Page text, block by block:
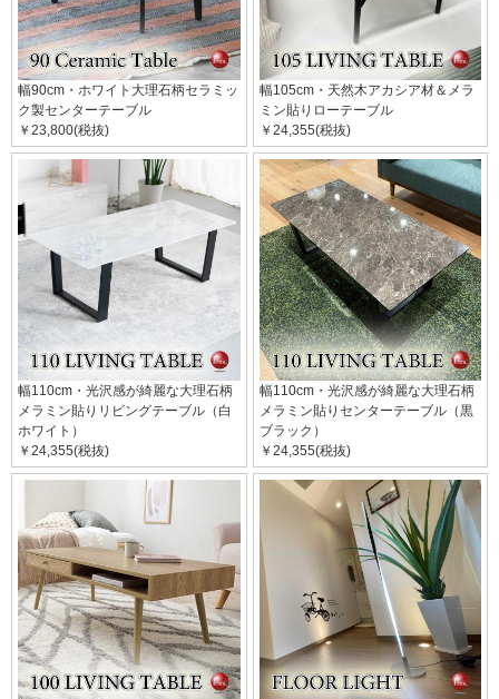
幅90cm・ホワイト大理石柄セラミッ
ク製センターテーブル
￥23,800(税抜)
幅105cm・天然木アカシア材＆メラ
ミン貼りローテーブル
￥24,355(税抜)
幅110cm・光沢感が綺麗な大理石柄
メラミン貼りリビングテーブル（白
ホワイト）
￥24,355(税抜)
幅110cm・光沢感が綺麗な大理石柄
メラミン貼りセンターテーブル（黒
ブラック）
￥24,355(税抜)